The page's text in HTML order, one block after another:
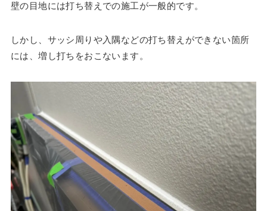
壁の目地には打ち替えでの施工が一般的です。
しかし、サッシ周りや入隅などの打ち替えができない箇所
には、増し打ちをおこないます。